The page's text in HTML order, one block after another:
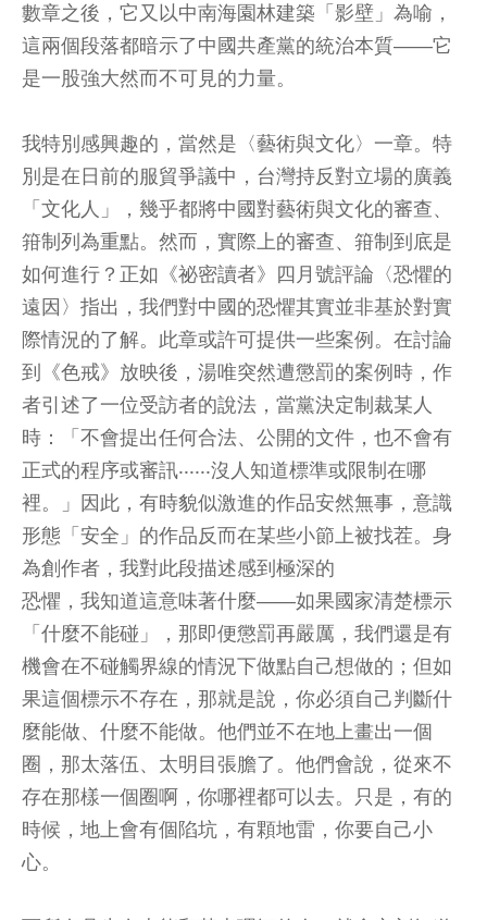
數章之後，它又以中南海園林建築「影壁」為喻，
這兩個段落都暗示了中國共產黨的統治本質——它
是一股強大然而不可見的力量。
我特別感興趣的，當然是〈藝術與文化〉一章。特
別是在日前的服貿爭議中，台灣持反對立場的廣義
「文化人」，幾乎都將中國對藝術與文化的審查、
箝制列為重點。然而，實際上的審查、箝制到底是
如何進行？正如《祕密讀者》四月號評論〈恐懼的
遠因〉指出，我們對中國的恐懼其實並非基於對實
際情況的了解。此章或許可提供一些案例。在討論
到《色戒》放映後，湯唯突然遭懲罰的案例時，作
者引述了一位受訪者的說法，當黨決定制裁某人
時：「不會提出任何合法、公開的文件，也不會有
正式的程序或審訊‧‧‧‧‧‧沒人知道標準或限制在哪
裡。」因此，有時貌似激進的作品安然無事，意識
形態「安全」的作品反而在某些小節上被找茬。身
為創作者，我對此段描述感到極深的
恐懼，我知道這意味著什麼——如果國家清楚標示
「什麼不能碰」，那即便懲罰再嚴厲，我們還是有
機會在不碰觸界線的情況下做點自己想做的；但如
果這個標示不存在，那就是說，你必須自己判斷什
麼能做、什麼不能做。他們並不在地上畫出一個
圈，那太落伍、太明目張膽了。他們會說，從來不
存在那樣一個圈啊，你哪裡都可以去。只是，有的
時候，地上會有個陷坑，有顆地雷，你要自己小
心。